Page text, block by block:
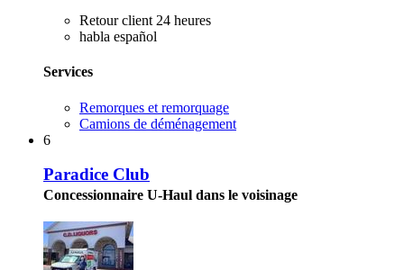
Retour client 24 heures
habla español
Services
Remorques et remorquage
Camions de déménagement
6
Paradice Club
Concessionnaire U-Haul dans le voisinage